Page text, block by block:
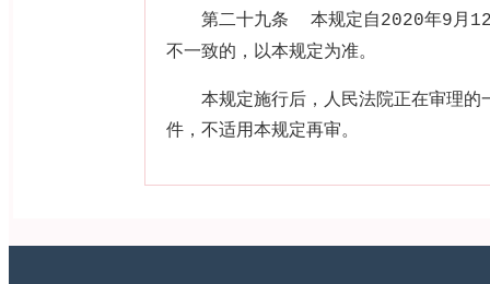
第二十九条 本规定自2020年9 月
不一致的，以本规定为准。
本规定施行后，人民法院正在审理的
件，不适用本规定再审。